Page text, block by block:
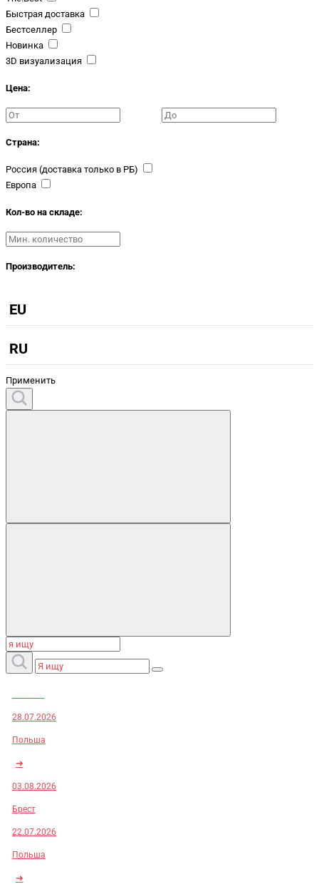
Быстрая доставка
Бестселлер
Новинка
3D визуализация
Цена:
Страна:
Россия (доставка только в РБ)
Европа
Кол-во на складе:
Производитель:
EU
RU
Применить
28.07.2026
Польша
➜
03.08.2026
Брест
22.07.2026
Польша
➜